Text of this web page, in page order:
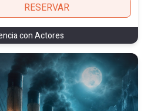
RESERVAR
con Actores